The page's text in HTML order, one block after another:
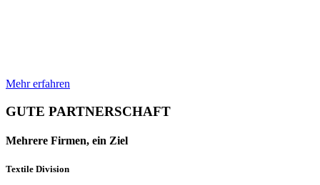
Mehr erfahren
GUTE PARTNERSCHAFT
Mehrere Firmen, ein Ziel
Textile Division